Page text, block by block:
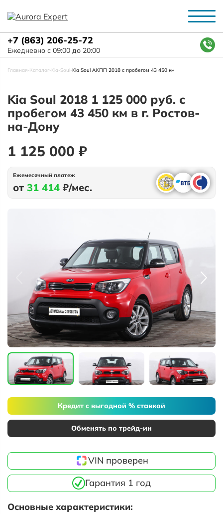
+7 (863) 206-25-72
Ежедневно с 09:00 до 20:00
Главная-Каталог-Kia-Soul-Kia Soul АКПП 2018 с пробегом 43 450 км
Kia Soul 2018 1 125 000 руб. с
пробегом 43 450 км в г. Ростов-
на-Дону
1 125 000 ₽
Ежемесячный платеж
от 31 414 ₽/мес.
Кредит с выгодной % ставкой
Обменять по трейд-ин
VIN проверен
Гарантия 1 год
Основные характеристики: